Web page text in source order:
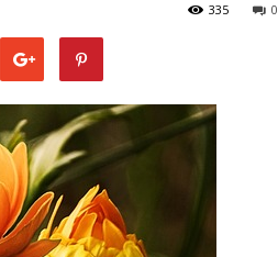
0
335